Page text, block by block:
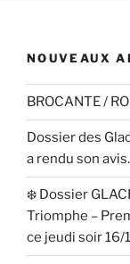
NOUVEAUX
BROCANTE /
Dossier des
a rendu son avis.
❄️ Dossier
Triomphe –
ce jeudi soir 16/